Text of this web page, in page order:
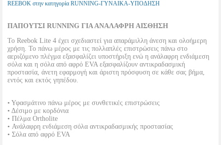
REEBOK στην κατηγορία RUNNING-ΓΥΝΑΙΚΑ-ΥΠΟΔΗΣΗ
ΠΑΠΟΥΤΣΙ RUNNING ΓΙΑ ΑΝΑΛΑΦΡΗ ΑΙΣΘΗΣΗ
Το Reebok Lite 4 έχει σχεδιαστεί για απαράμιλλη άνεση και ολοήμερη
χρήση. Το πάνω μέρος με τις πολλαπλές επιστρώσεις πάνω στο
αεριζόμενο πλέγμα εξασφαλίζει υποστήριξη ενώ η ανάλαφρη ενδιάμεση
σόλα και η σόλα από αφρό EVA εξασφαλίζουν αντικραδασμική
προστασία, άνετη εφαρμογή και άριστη πρόσφυση σε κάθε σας βήμα,
εντός και εκτός γηπέδου.
• Υφασμάτινο πάνω μέρος με συνθετικές επιστρώσεις
• Δέσιμο με κορδόνια
• Πέλμα Ortholite
• Ανάλαφρη ενδιάμεση σόλα αντικραδασμικής προστασίας
• Σόλα από αφρό EVA